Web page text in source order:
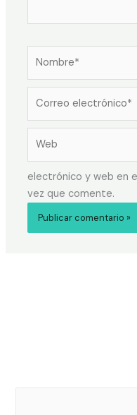
electrónico y web en
vez que comente.